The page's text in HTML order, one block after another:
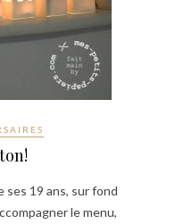
ses 19 ans, sur fond
le menu,